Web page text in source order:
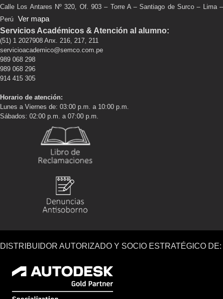
Calle Los Antares Nº 320, Of. 903 – Torre A – Santiago de Surco – Lima –
Perú Ver mapa
Servicios Académicos & Atención al alumno:
(51) 1 2027908 Anx. 216, 217, 211
servicioacademico@semco.com.pe
989 068 298
989 068 296
914 415 305
Horario de atención:
Lunes a Viernes de: 03:00 p.m. a 10:00 p.m.
Sábados: 02:00 p.m. a 07:00 p.m.
DISTRIBUIDOR AUTORIZADO Y SOCIO ESTRATÉGICO DE: